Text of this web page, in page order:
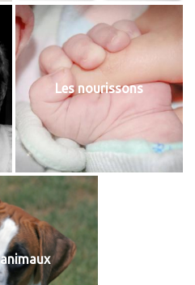
Les nourissons